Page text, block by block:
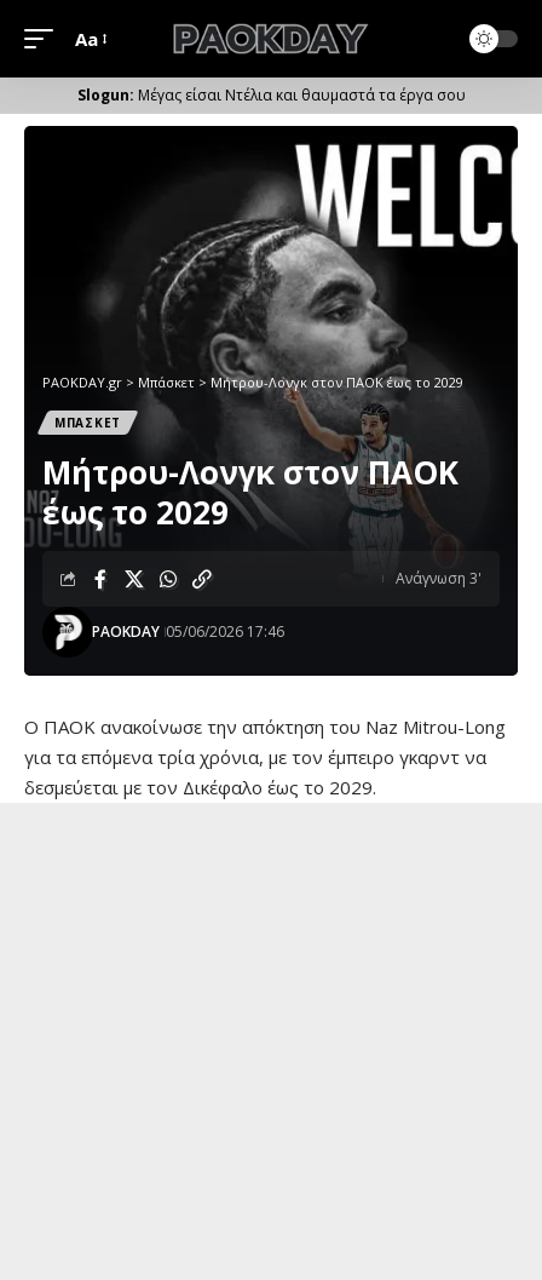
Μέγεθος
Γραμματοσειράς
Aa
Μέγας είσαι Ντέλια και θαυμαστά τα έργα σου
PAOKDAY.gr > Μπάσκετ > Μήτρου-Λονγκ στον ΠΑΟΚ έως το 2029
ΜΠΑΣΚΕΤ
Μήτρου-Λονγκ στον ΠΑΟΚ
έως το 2029
PAOKDAY 05/06/2026 17:46
Ανάγνωση 3'
Ο ΠΑΟΚ ανακοίνωσε την απόκτηση του Naz Mitrou-Long
για τα επόμενα τρία χρόνια, με τον έμπειρο γκαρντ να
δεσμεύεται με τον Δικέφαλο έως το 2029.